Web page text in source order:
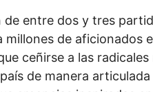
de entre dos y tres
millones de aficionados
ceñirse a las
de manera articulada